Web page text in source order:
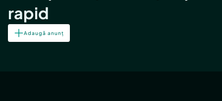
rapid
Adaugă anunț